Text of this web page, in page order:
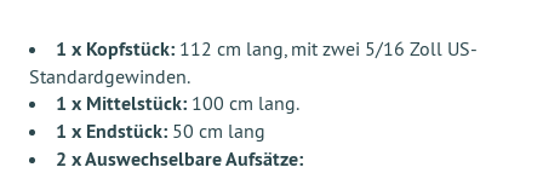
1 x Kopfstück: 112 cm lang, mit zwei 5/16 Zoll US-
Standardgewinden.
1 x Mittelstück: 100 cm lang.
1 x Endstück: 50 cm lang
2 x Auswechselbare Aufsätze: